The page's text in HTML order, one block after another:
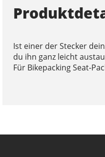
Ist einer der Stecker
du ihn ganz leicht
Für Bikepacking Seat-